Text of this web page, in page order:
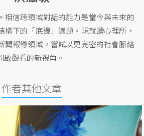
相信跨領域對話的能力是當今與未來的
構下的「底邊」議題。現就讀心理所，
聞報導領域，嘗試以更完密的社會脈絡
觀看的新視角。
作者其他文章